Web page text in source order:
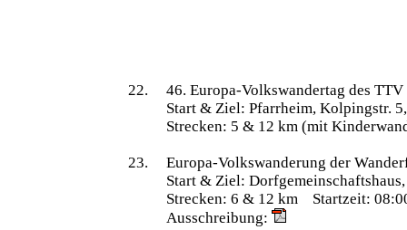
22.
46. Europa-Volkswandertag des TTV
Start & Ziel: Pfarrheim, Kolpingstr.
Strecken: 5 & 12 km (mit
23.
Europa-Volkswanderung der
Start & Ziel:
Strecken: 6 & 12 km Startzeit:
Ausschreibung: